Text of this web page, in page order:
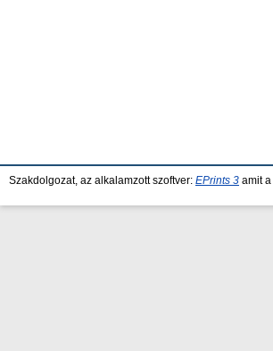
Szakdolgozat, az alkalamzott szoftver: EPrints 3 amit a